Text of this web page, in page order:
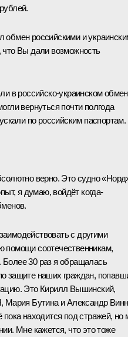
российскими и
Вы дали возможность
в российско-украинском
вернуться почти полгода
по российским паспортам.
верно. Это судно
я думаю, войдёт когда-
с другими
помощи соотечественникам,
30 раз я обращалась
защите наших граждан,
Это Кирилл Вышинский,
Мария Бутина и Александр
находится под стражей, но
Мне кажется, что это тоже